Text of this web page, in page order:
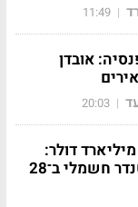
|
11:49
אובדן
|
20:03
אחרי מחיקות של 19.5 מיליארד דולר:
פורד מנסה מחדש עם טנדר חשמלי ב־28